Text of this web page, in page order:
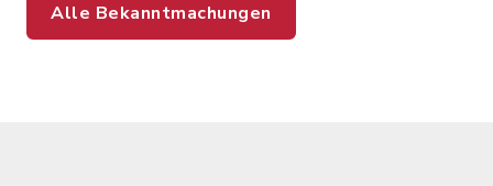
Alle Bekanntmachungen